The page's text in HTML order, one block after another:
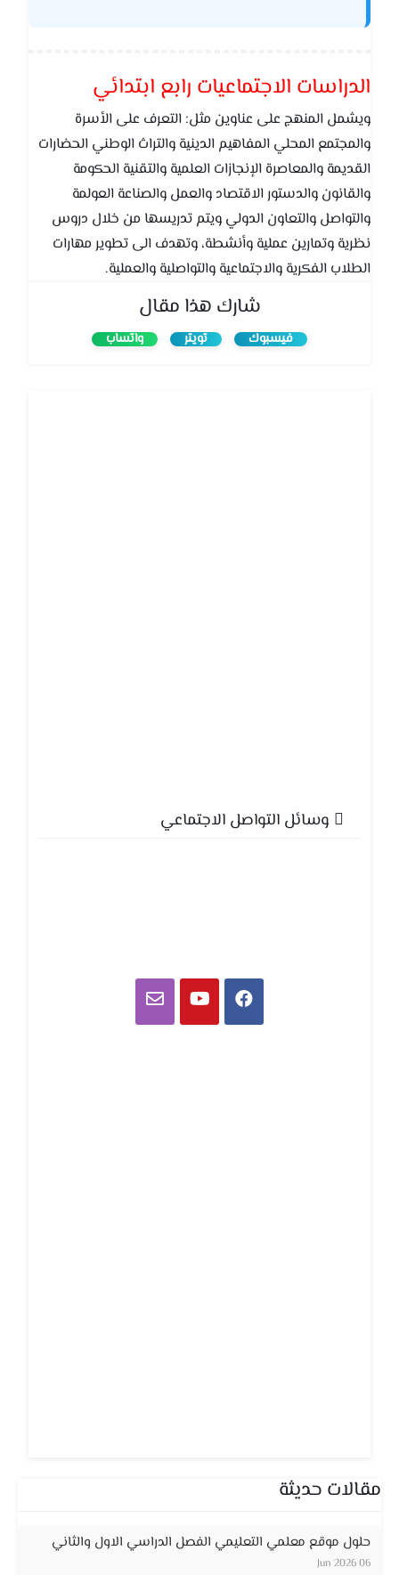
الدراسات الاجتماعيات رابع ابتدائي
ويشمل المنهج على عناوين مثل: التعرف على الأسرة
والمجتمع المحلي المفاهيم الدينية والتراث الوطني الحضارات
القديمة والمعاصرة الإنجازات العلمية والتقنية الحكومة
والقانون والدستور الاقتصاد والعمل والصناعة العولمة
والتواصل والتعاون الدولي ويتم تدريسها من خلال دروس
نظرية وتمارين عملية وأنشطة، وتهدف الى تطوير مهارات
الطلاب الفكرية والاجتماعية والتواصلية والعملية.
شارك هذا مقال
فيسبوك تويتر واتساب
وسائل التواصل الاجتماعي
مقالات حديثة
حلول موقع معلمي التعليمي الفصل الدراسي الاول والثاني
06 Jun 2026